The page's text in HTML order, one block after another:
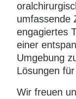
umfassende
engagiertes
einer
Umgebung
Lösungen
Wir freuen